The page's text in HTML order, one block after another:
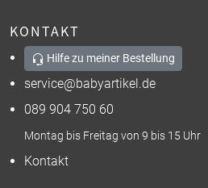
KONTAKT
Hilfe zu meiner Bestellung
service@babyartikel.de
089 904 750 60
Montag bis Freitag von 9 bis 15 Uhr
Kontakt